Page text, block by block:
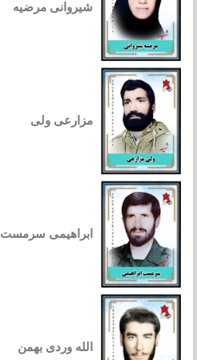
شیروانی مرضیه
مزارعی ولی
ابراهیمی سرمست
الله وردی بهمن